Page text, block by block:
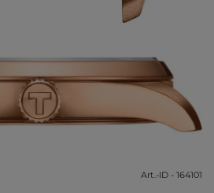
Art.-ID - 164101